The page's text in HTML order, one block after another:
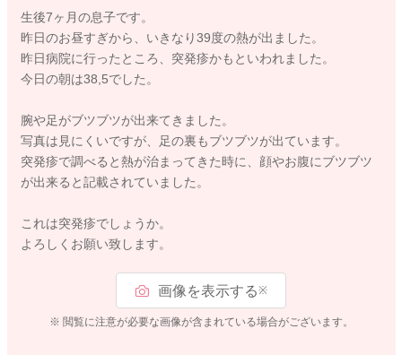
生後7ヶ月の息子です。
昨日のお昼すぎから、いきなり39度の熱が出ました。
昨日病院に行ったところ、突発疹かもといわれました。
今日の朝は38,5でした。
腕や足がブツブツが出来てきました。
写真は見にくいですが、足の裏もブツブツが出ています。
突発疹で調べると熱が治まってきた時に、顔やお腹にブツブツ
が出来ると記載されていました。
これは突発疹でしょうか。
よろしくお願い致します。
画像を表示する※
※ 閲覧に注意が必要な画像が含まれている場合がございます。